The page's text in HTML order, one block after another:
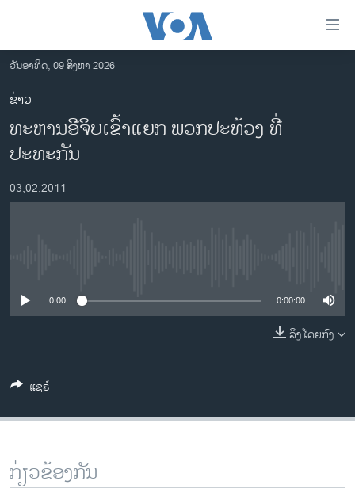
ເຂົ້າ
ຫາ
ຂ້າມ
ຂ້າມ
ຂ້າມ
ໄປ
ຫາ
ຊອກ
ອາເມຣິກາ
ຂ່າວ​ຈີນ
ຊີວິດຊາວລາວ
ທຸລະກິດ
ພາສາອັງກິດ
ສຽງ
ວັນອາທິດ, 09 ສິງຫາ 2026
ຂ່າວ
ທະຫານອີຈິບເຂົ້າແຍກ ພວກປະທ້ວງ ທີ່
ປະທະກັນ
03,02,2011
0:00 0:00:00
ລິງໂດຍກົງ
ແຊຣ໌
ກ່ຽວຂ້ອງກັນ